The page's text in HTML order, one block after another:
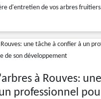
d'entretien de vos arbres
à Rouves:
professionnel